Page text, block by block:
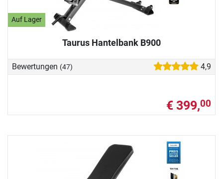
Auf Lager
Taurus Hantelbank B900
Bewertungen (47) 4,9
€ 399,00